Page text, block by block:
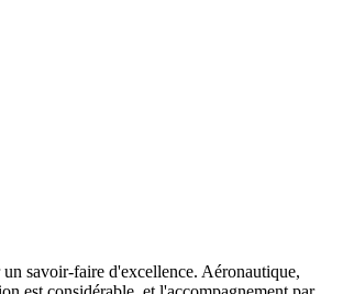
savoir-faire d'excellence. Aéronautique,